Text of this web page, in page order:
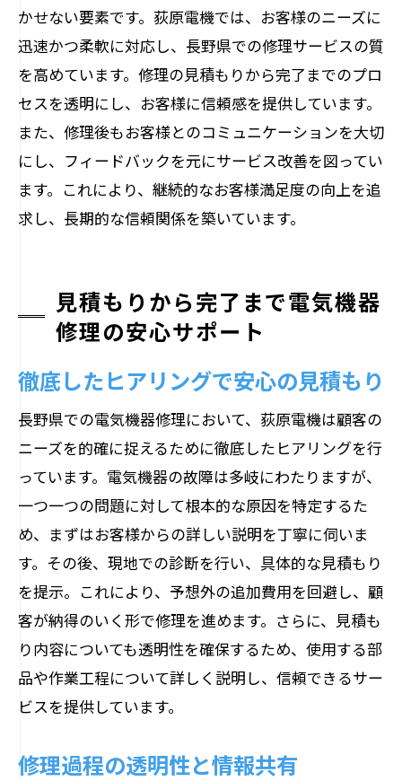
かせない要素です。荻原電機では、お客様のニーズに
迅速かつ柔軟に対応し、長野県での修理サービスの質
を高めています。修理の見積もりから完了までのプロ
セスを透明にし、お客様に信頼感を提供しています。
また、修理後もお客様とのコミュニケーションを大切
にし、フィードバックを元にサービス改善を図ってい
ます。これにより、継続的なお客様満足度の向上を追
求し、長期的な信頼関係を築いています。
見積もりから完了まで電気機器
修理の安心サポート
徹底したヒアリングで安心の見積もり
長野県での電気機器修理において、荻原電機は顧客の
ニーズを的確に捉えるために徹底したヒアリングを行
っています。電気機器の故障は多岐にわたりますが、
一つ一つの問題に対して根本的な原因を特定するた
め、まずはお客様からの詳しい説明を丁寧に伺いま
す。その後、現地での診断を行い、具体的な見積もり
を提示。これにより、予想外の追加費用を回避し、顧
客が納得のいく形で修理を進めます。さらに、見積も
り内容についても透明性を確保するため、使用する部
品や作業工程について詳しく説明し、信頼できるサー
ビスを提供しています。
修理過程の透明性と情報共有